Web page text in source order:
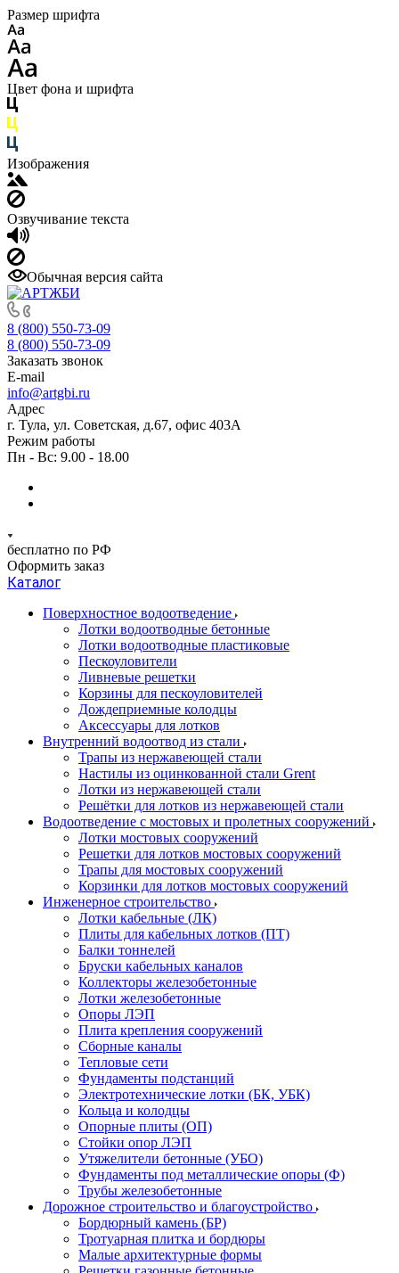
Размер шрифта
Цвет фона и шрифта
Изображения
Озвучивание текста
Обычная версия сайта
8 (800) 550-73-09
8 (800) 550-73-09
Заказать звонок
E-mail
info@artgbi.ru
Адрес
г. Тула, ул. Советская, д.67, офис 403А
Режим работы
Пн - Вс: 9.00 - 18.00
бесплатно по РФ
Оформить заказ
Каталог
Поверхностное водоотведение
Лотки водоотводные бетонные
Лотки водоотводные пластиковые
Пескоуловители
Ливневые решетки
Корзины для пескоуловителей
Дождеприемные колодцы
Аксессуары для лотков
Внутренний водоотвод из стали
Трапы из нержавеющей стали
Настилы из оцинкованной стали Grent
Лотки из нержавеющей стали
Решётки для лотков из нержавеющей стали
Водоотведение с мостовых и пролетных сооружений
Лотки мостовых сооружений
Решетки для лотков мостовых сооружений
Трапы для мостовых сооружений
Корзинки для лотков мостовых сооружений
Инженерное строительство
Лотки кабельные (ЛК)
Плиты для кабельных лотков (ПТ)
Балки тоннелей
Бруски кабельных каналов
Коллекторы железобетонные
Лотки железобетонные
Опоры ЛЭП
Плита крепления сооружений
Сборные каналы
Тепловые сети
Фундаменты подстанций
Электротехнические лотки (БК, УБК)
Кольца и колодцы
Опорные плиты (ОП)
Стойки опор ЛЭП
Утяжелители бетонные (УБО)
Фундаменты под металлические опоры (Ф)
Трубы железобетонные
Дорожное строительство и благоустройство
Бордюрный камень (БР)
Тротуарная плитка и бордюры
Малые архитектурные формы